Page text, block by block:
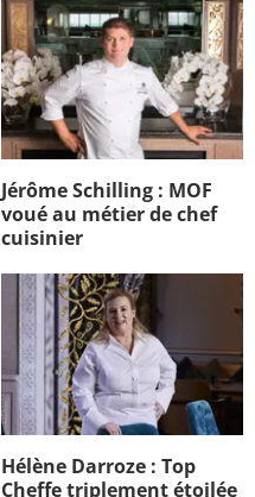
Jérôme Schilling : MOF
voué au métier de chef
cuisinier
Hélène Darroze : Top
Cheffe triplement étoilée